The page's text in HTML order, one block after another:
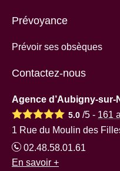
Prévoyance
Prévoir ses obsèques
Contactez-nous
Agence d’Aubigny-sur-
5.0 /5 - 161
1 Rue du Moulin des
02.48.58.01.61
En savoir +